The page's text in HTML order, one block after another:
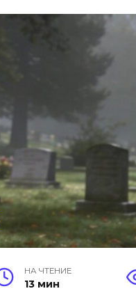
НА ЧТЕНИЕ
13 мин